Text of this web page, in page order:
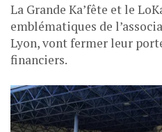
La Grande Ka’fête et le
emblématiques de
Lyon, vont fermer leur
financiers.